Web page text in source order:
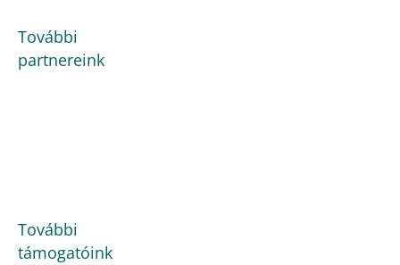
További
partnereink
További
támogatóink